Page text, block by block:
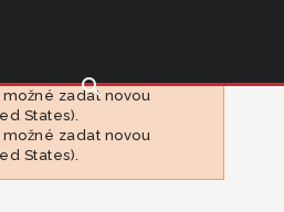
search
zadat novou
States).
zadat novou
States).